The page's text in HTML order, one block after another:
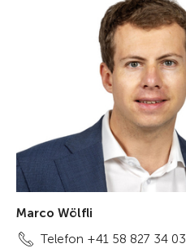
Marco Wölfli
Telefon +41 58 827 34 03